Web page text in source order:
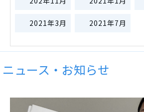
2021年3月 2021年7月
ニュース・お知らせ